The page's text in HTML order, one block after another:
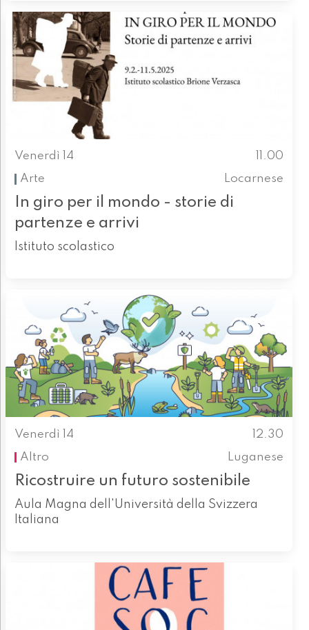
Venerdì 14
11.00
Arte
Locarnese
In giro per il mondo - storie di
partenze e arrivi
Istituto scolastico
Venerdì 14
12.30
Altro
Luganese
Ricostruire un futuro sostenibile
Aula Magna dell'Università della Svizzera
Italiana